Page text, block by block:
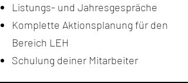
Listungs- und Jahresgespräche
Komplette Aktionsplanung für den
Bereich LEH
Schulung deiner Mitarbeiter